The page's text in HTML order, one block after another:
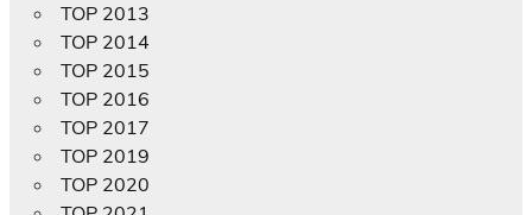
TOP 2013
TOP 2014
TOP 2015
TOP 2016
TOP 2017
TOP 2019
TOP 2020